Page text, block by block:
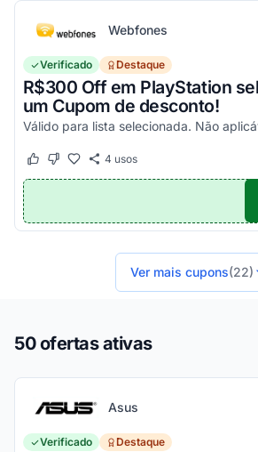
Webfones
Verificado Destaque
R$300 Off em PlayStation
um Cupom de desconto!
Este cupom funcionou
Este cupom não funcionou
4 usos
Ver mais cupons(22)
50 ofertas ativas
Asus
Verificado Destaque